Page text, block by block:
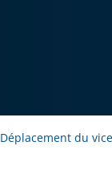
Déplacement du